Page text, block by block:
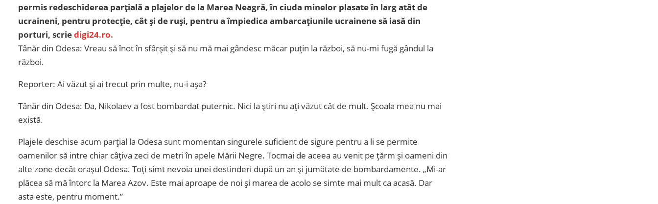
permis redeschiderea parțială a plajelor de la Marea Neagră, în ciuda minelor plasate în larg atât de
ucraineni, pentru protecție, cât și de ruși, pentru a împiedica ambarcațiunile ucrainene să iasă din
porturi, scriedigi24.ro.
Tânăr din Odesa: Vreau să înot în sfârșit și să nu mă mai gândesc măcar puțin la război, să nu-mi fugă gândul la
război.
Reporter: Ai văzut și ai trecut prin multe, nu-i așa?
Tânăr din Odesa: Da, Nikolaev a fost bombardat puternic. Nici la știri nu ați văzut cât de mult. Școala mea nu mai
există.
Plajele deschise acum parțial la Odesa sunt momentan singurele suficient de sigure pentru a li se permite
oamenilor să intre chiar câțiva zeci de metri în apele Mării Negre. Tocmai de aceea au venit pe țărm și oameni din
alte zone decât orașul Odesa. Toți simt nevoia unei destinderi după un an și jumătate de bombardamente. „Mi-ar
plăcea să mă întorc la Marea Azov. Este mai aproape de noi și marea de acolo se simte mai mult ca acasă. Dar
asta este, pentru moment.”